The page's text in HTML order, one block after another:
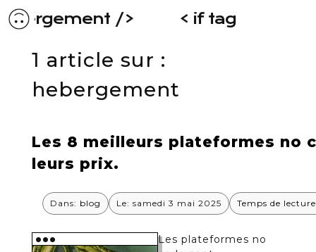
/> < if tag display
1 article sur :
hebergement
Les 8 meilleurs plateformes no
leurs prix.
Dans: blog Le: samedi 3 mai 2025 Temps de
•••
Les plateformes no